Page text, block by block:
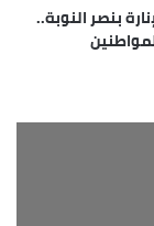
بنصر النوبة..